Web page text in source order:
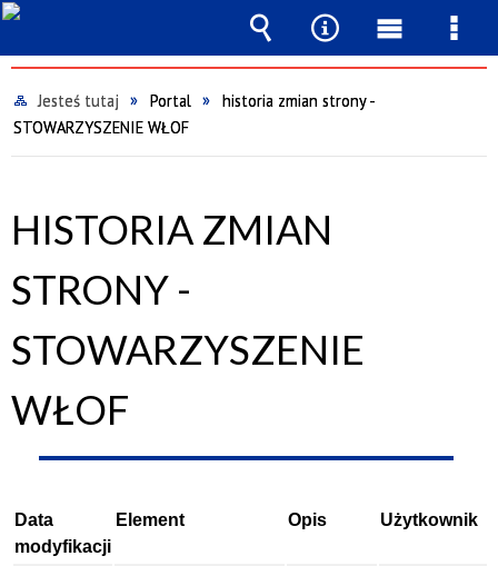
Jesteś tutaj Portal
historia zmian strony -
STOWARZYSZENIE WŁOF
HISTORIA ZMIAN
STRONY -
STOWARZYSZENIE
WŁOF
Data
modyfikacji
Element Opis Użytkownik
Wyszukiwarka
Narzędzia
Menu
główne